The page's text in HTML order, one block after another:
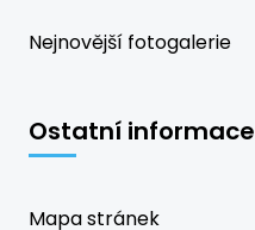
Nejnovější fotogalerie
Ostatní informace
Mapa stránek